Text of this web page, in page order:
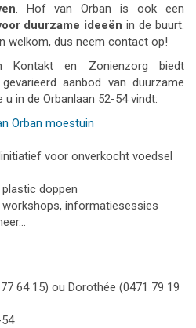
. Hof van Orban is ook een
duurzame ideeën in de buurt.
welkom, dus neem contact op!
Kontakt en Zonienzorg biedt
aanbod van duurzame
in de Orbanlaan 52-54 vindt:
Orban moestuin
voor onverkocht voedsel
doppen
informatiesessies
64 15) ou Dorothée (0471 79 19